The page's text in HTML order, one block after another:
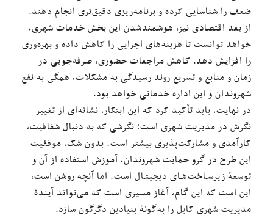
ضعف را شناسایی کرده و برنامه‌ریزی دقیق‌تری انجام دهند.
از بعد اقتصادی نیز، هوشمند‌شدن این بخش خدمات شهری،
خواهد توانست تا هزینه‌های اجرایی را کاهش داده و بهره‌وری
را افزایش دهد. کاهش مراجعات حضوری، صرفه‌جویی در
زمان و منابع و تسریع روند رسیدگی به مشکلات، همگی به نفع
شهروندان و این اداره خدماتی خواهد بود.
در نهایت، باید تأکید کرد که این ابتکار، نشانه‌ای از تغییر
نگرش در مدیریت شهری است؛ نگرشی که به دنبال شفافیت،
کارآمدی و مشارکت‌پذیری بیشتر است. بدون شک، موفقیت
این طرح در گرو حمایت شهروندان، آموزش استفاده از آن و
توسعهٔ زیرسـاخت‌هـای دیجیتـال است. اما آنچه روشن است،
این است که این گام، آغاز مسیری است که می‌تواند آیندۀ
مدیریت شهری کابل را به‌گونهٔ بنیادین دگرگون سازد.